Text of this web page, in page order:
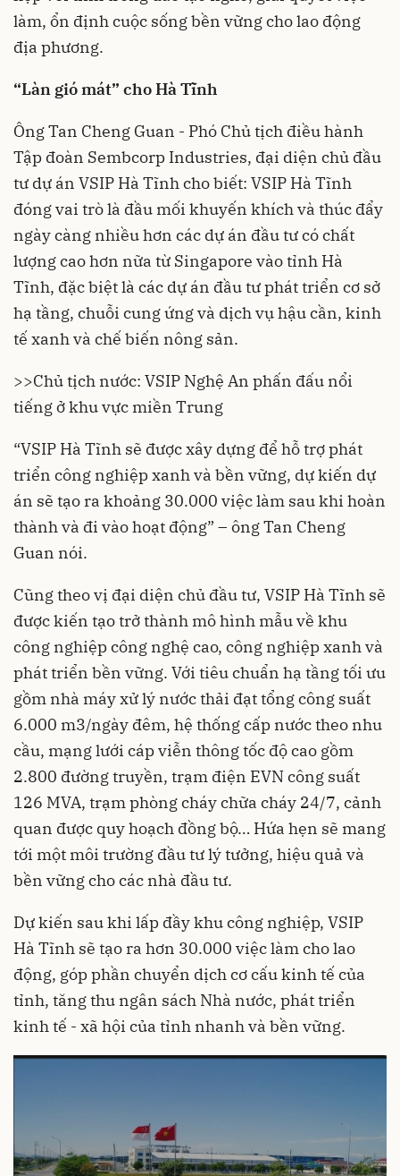
làm, ổn định cuộc sống bền vững cho lao động
địa phương.
“Làn gió mát” cho Hà Tĩnh
Ông Tan Cheng Guan - Phó Chủ tịch điều hành
Tập đoàn Sembcorp Industries, đại diện chủ đầu
tư dự án VSIP Hà Tĩnh cho biết: VSIP Hà Tĩnh
đóng vai trò là đầu mối khuyến khích và thúc đẩy
ngày càng nhiều hơn các dự án đầu tư có chất
lượng cao hơn nữa từ Singapore vào tỉnh Hà
Tĩnh, đặc biệt là các dự án đầu tư phát triển cơ sở
hạ tầng, chuỗi cung ứng và dịch vụ hậu cần, kinh
tế xanh và chế biến nông sản.
>>Chủ tịch nước: VSIP Nghệ An phấn đấu nổi
tiếng ở khu vực miền Trung
“VSIP Hà Tĩnh sẽ được xây dựng để hỗ trợ phát
triển công nghiệp xanh và bền vững, dự kiến dự
án sẽ tạo ra khoảng 30.000 việc làm sau khi hoàn
thành và đi vào hoạt động” – ông Tan Cheng
Guan nói.
Cũng theo vị đại diện chủ đầu tư, VSIP Hà Tĩnh sẽ
được kiến tạo trở thành mô hình mẫu về khu
công nghiệp công nghệ cao, công nghiệp xanh và
phát triển bền vững. Với tiêu chuẩn hạ tầng tối ưu
gồm nhà máy xử lý nước thải đạt tổng công suất
6.000 m3/ngày đêm, hệ thống cấp nước theo nhu
cầu, mạng lưới cáp viễn thông tốc độ cao gồm
2.800 đường truyền, trạm điện EVN công suất
126 MVA, trạm phòng cháy chữa cháy 24/7, cảnh
quan được quy hoạch đồng bộ… Hứa hẹn sẽ mang
tới một môi trường đầu tư lý tưởng, hiệu quả và
bền vững cho các nhà đầu tư.
Dự kiến sau khi lấp đầy khu công nghiệp, VSIP
Hà Tĩnh sẽ tạo ra hơn 30.000 việc làm cho lao
động, góp phần chuyển dịch cơ cấu kinh tế của
tỉnh, tăng thu ngân sách Nhà nước, phát triển
kinh tế - xã hội của tỉnh nhanh và bền vững.